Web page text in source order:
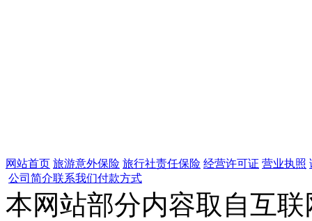
网站首页 旅游意外保险 旅行社责任保险 经营许可证 营业执照
公司简介联系我们付款方式
本网站部分内容取自互